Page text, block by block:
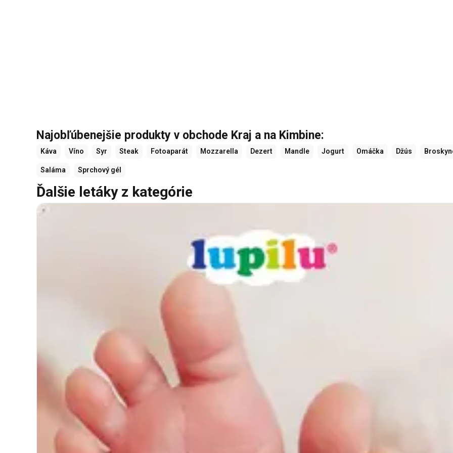
Najobľúbenejšie produkty v obchode Kraj a na Kimbine:
Káva Víno Syr Steak Fotoaparát Mozzarella Dezert Mandle Jogurt Omáčka Džús
Saláma Sprchový gél
Ďalšie letáky z kategórie